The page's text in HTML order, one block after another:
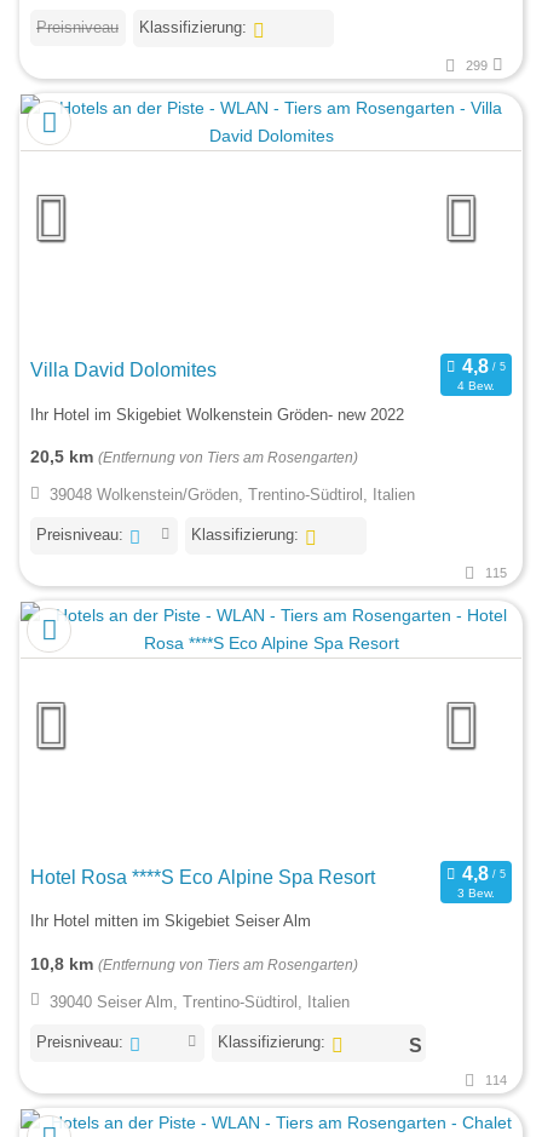
Preisniveau Klassifizierung:
299
Villa David Dolomites
4 Bew.
Ihr Hotel im Skigebiet Wolkenstein Gröden- new 2022
20,5 km (Entfernung von Tiers am Rosengarten)
39048 Wolkenstein/Gröden, Trentino-Südtirol, Italien
Preisniveau: Klassifizierung:
115
Hotel Rosa ****S Eco Alpine Spa Resort
3 Bew.
Ihr Hotel mitten im Skigebiet Seiser Alm
10,8 km (Entfernung von Tiers am Rosengarten)
39040 Seiser Alm, Trentino-Südtirol, Italien
Preisniveau: Klassifizierung:
114